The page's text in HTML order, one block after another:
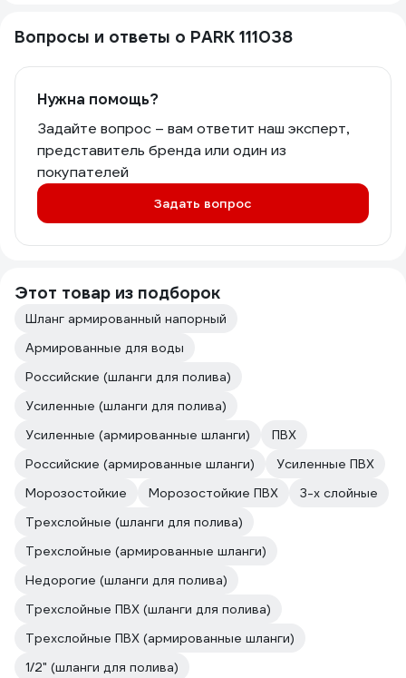
Вопросы и ответы о PARK 111038
Нужна помощь?
Задайте вопрос – вам ответит наш эксперт,
представитель бренда или один из
покупателей
Задать вопрос
Этот товар из подборок
Шланг армированный напорный
Армированные для воды
Российские (шланги для полива)
Усиленные (шланги для полива)
Усиленные (армированные шланги)
ПВХ
Российские (армированные шланги)
Усиленные ПВХ
Морозостойкие
Морозостойкие ПВХ
3-х слойные
Трехслойные (шланги для полива)
Трехслойные (армированные шланги)
Недорогие (шланги для полива)
Трехслойные ПВХ (шланги для полива)
Трехслойные ПВХ (армированные шланги)
1/2" (шланги для полива)